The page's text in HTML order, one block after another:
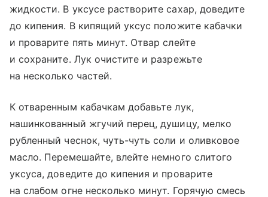
жидкости. В уксусе растворите сахар, доведите
до кипения. В кипящий уксус положите кабачки
и проварите пять минут. Отвар слейте
и сохраните. Лук очистите и разрежьте
на несколько частей.
К отваренным кабачкам добавьте лук,
нашинкованный жгучий перец, душицу, мелко
рубленный чеснок, чуть-чуть соли и оливковое
масло. Перемешайте, влейте немного слитого
уксуса, доведите до кипения и проварите
на слабом огне несколько минут. Горячую смесь